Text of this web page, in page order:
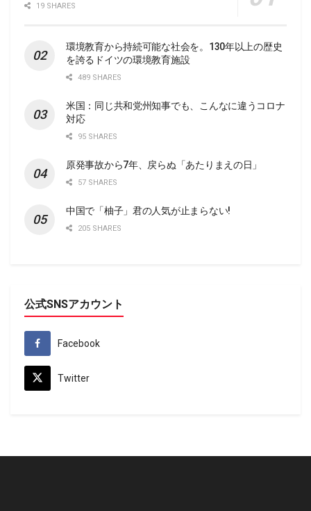
19 SHARES
環境教育から持続可能な社会を。130年以上の歴史
を誇るドイツの環境教育施設
489 SHARES
米国：同じ共和党州知事でも、こんなに違うコロナ
対応
95 SHARES
原発事故から7年、戻らぬ「あたりまえの日」
57 SHARES
中国で「柚子」君の人気が止まらない!
205 SHARES
公式SNSアカウント
Facebook
Twitter